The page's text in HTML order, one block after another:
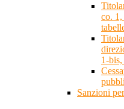
co.
1-
Sanzioni